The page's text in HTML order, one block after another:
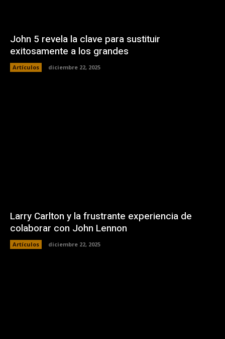
John 5 revela la clave para sustituir
exitosamente a los grandes
Artículos diciembre 22, 2025
Larry Carlton y la frustrante experiencia de
colaborar con John Lennon
Artículos diciembre 22, 2025